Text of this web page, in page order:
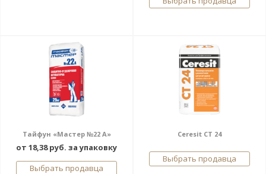
Тайфун «Мастер №22 А»
от 18,38 руб. за упаковку
Выбрать продавца
Ceresit CT 24
Выбрать продавца